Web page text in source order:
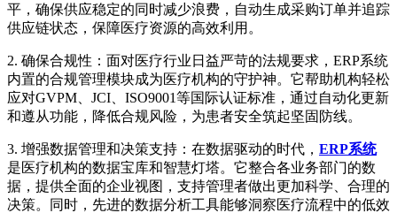
平，确保供应稳定的同时减少浪费，自动生成采购订单并追踪
供应链状态，保障医疗资源的高效利用。
2. 确保合规性：面对医疗行业日益严苛的法规要求，ERP系统
内置的合规管理模块成为医疗机构的守护神。它帮助机构轻松
应对GVPM、JCI、ISO9001等国际认证标准，通过自动化更新
和遵从功能，降低合规风险，为患者安全筑起坚固防线。
3. 增强数据管理和决策支持：在数据驱动的时代， ERP系统
是医疗机构的数据宝库和智慧灯塔。它整合各业务部门的数
据，提供全面的企业视图，支持管理者做出更加科学、合理的
决策。同时，先进的数据分析工具能够洞察医疗流程中的低效